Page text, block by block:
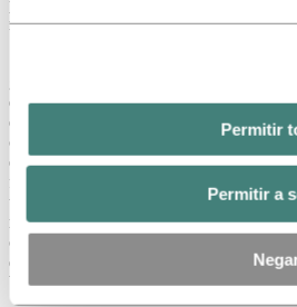
Permitir
Permitir a
regionais e pimenta de cheiro.
Segundo o nutricionista Leandro Leal,
de vitamina A e tem uma quantidade
de antioxidantes. Além de tudo, é um
calorias: cerca de 36 kcal para cada 100
em carboidratos, é interessante associar
fontes de fibras. O nosso tradicional pato
uma pedida nutritiva e equilibrada para
repõe as energias perdidas na
compra seja de confiança e obedeça a
do tucupi, como a fermentação, higiene e
Vigilância Sanitária”, esclarece Leandro.